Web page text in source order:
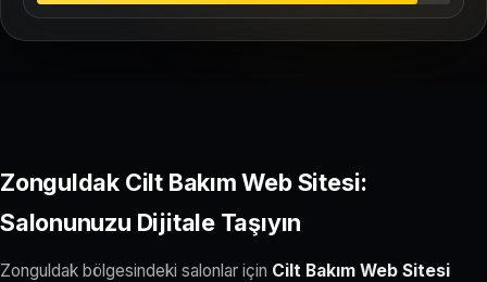
Zonguldak Cilt Bakım Web Sitesi:
Salonunuzu Dijitale Taşıyın
Zonguldak bölgesindeki salonlar için Cilt Bakım Web Sitesi